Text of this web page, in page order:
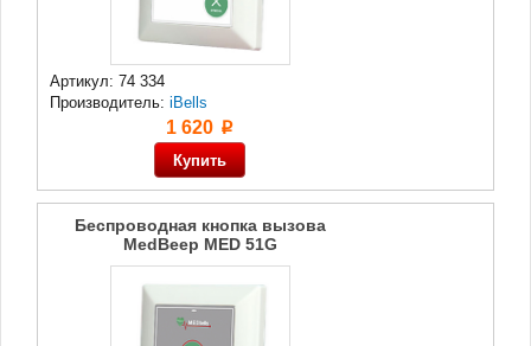
Артикул: 74 334
Производитель: iBells
1 620 p
Беспроводная кнопка вызова
MedBeep MED 51G